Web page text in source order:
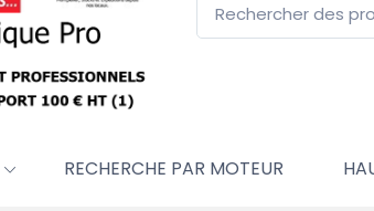
RECHERCHE PAR MOTEUR